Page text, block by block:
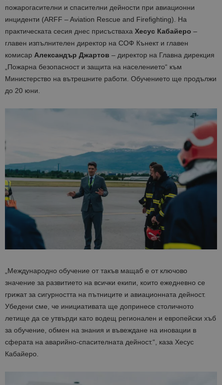
пожарогасителни и спасителни дейности при авиационни
инциденти (ARFF – Aviation Rescue and Firefighting). На
практическата сесия днес присъстваха Хесус Кабайеро –
главен изпълнителен директор на СОФ Кънект и главен
комисар Александър Джартов – директор на Главна дирекция
„Пожарна безопасност и защита на населението“ към
Министерство на вътрешните работи. Обучението ще продължи
до 20 юни.
„Международно обучение от такъв мащаб е от ключово
значение за развитието на всички екипи, които ежедневно се
грижат за сигурността на пътниците и авиационната дейност.
Убедени сме, че инициативата ще допринесе столичното
летище да се утвърди като водещ регионален и европейски хъб
за обучение, обмен на знания и въвеждане на иновации в
сферата на аварийно-спасителната дейност.“, каза Хесус
Кабайеро.